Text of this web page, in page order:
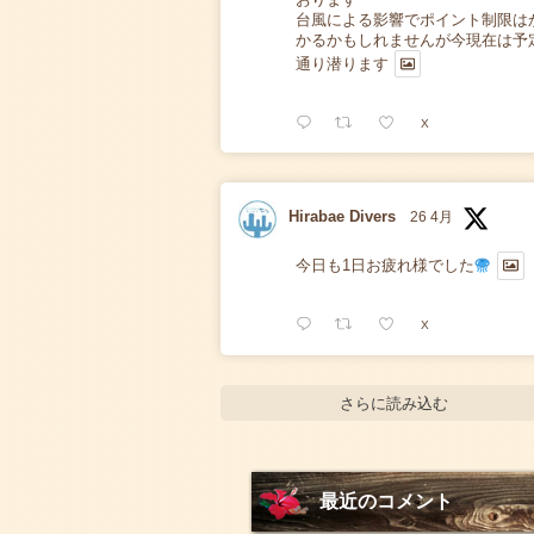
台風による影響でポイント制限は
かるかもしれませんが今現在は予
通り潜ります
X
Hirabae Divers 26 4月
今日も1日お疲れ様でした
X
さらに読み込む
最近のコメント